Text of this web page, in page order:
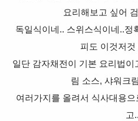
요리해보고 싶어
독일식이네.. 스위스식이네..정
피도 이것저
일단 감자채전이 기본 요리법
림 소스, 샤워크
여러가지를 올려서 식사대용
고..